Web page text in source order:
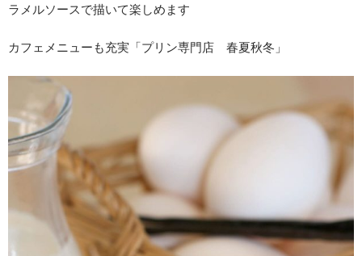
ラメルソースで描いて楽しめます
カフェメニューも充実「プリン専門店 春夏秋冬」